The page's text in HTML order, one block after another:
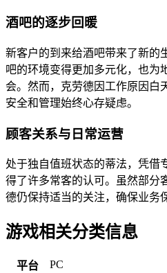
酒吧的逐步回暖
新客户的到来给酒吧带来了新的
吧的环境变得更加多元化，也为
会。然而，克劳德因工作原因白
安全和管理始终心存疑虑。
顾客关系与日常运营
处于独自值班状态的蒂法，凭借
得了许多常客的认可。虽然部分
德仍保持适当的关注，确保业务
游戏相关分类信息
平台
PC